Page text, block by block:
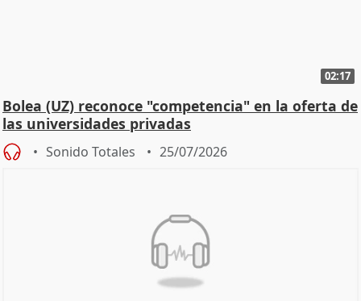
02:17
Bolea (UZ) reconoce "competencia" en la oferta de
las universidades privadas
Sonido Totales 25/07/2026